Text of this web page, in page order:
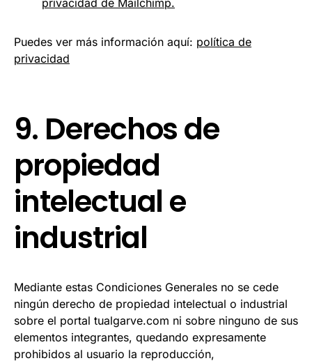
privacidad de Mailchimp.
Puedes ver más información aquí: política de
privacidad
9. Derechos de
propiedad
intelectual e
industrial
Mediante estas Condiciones Generales no se cede
ningún derecho de propiedad intelectual o industrial
sobre el portal tualgarve.com ni sobre ninguno de sus
elementos integrantes, quedando expresamente
prohibidos al usuario la reproducción,